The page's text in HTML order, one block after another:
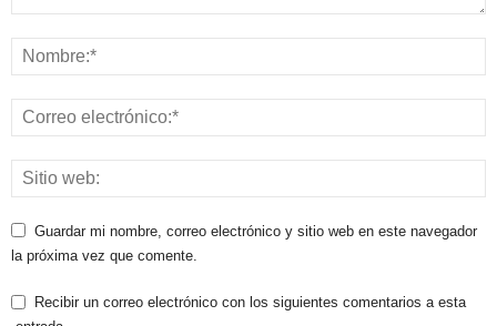
Guardar mi nombre, correo electrónico y sitio web en este navegador
la próxima vez que comente.
Recibir un correo electrónico con los siguientes comentarios a esta